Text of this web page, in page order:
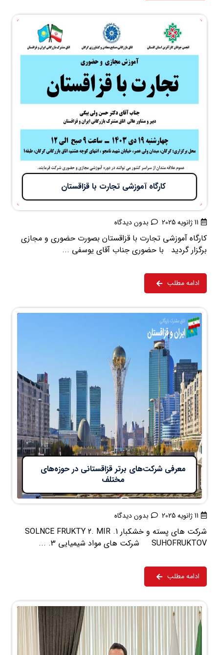
کارگاه آموزشی تجارت با قزاقستان
11 ژانویه 2025 بدون دیدگاه
کارگاه آموزشی تجارت با قزاقستان بصورت حضوری و مجازی
برگزار گردید با حضوری جناب آقای یوسفی ...
ادامه مطلب
معرفی شرکت‌های برتر قزاقستانی در حوزه‌های
مختلف
11 ژانویه 2025 بدون دیدگاه
شرکت های پسته و خشکبار 1. SOLNCE FRUKTY 2. MIR
SUHOFRUKTOV شرکت های مواد شیمیایی 3. ...
ادامه مطلب